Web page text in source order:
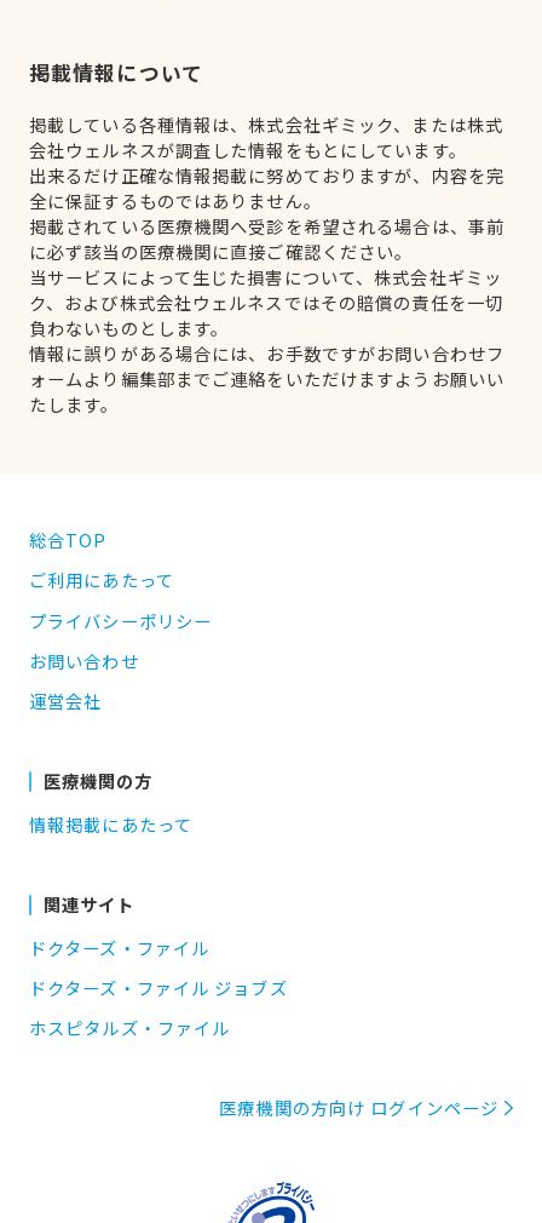
掲載情報について
掲載している各種情報は、株式会社ギミック、または株式
会社ウェルネスが調査した情報をもとにしています。
出来るだけ正確な情報掲載に努めておりますが、内容を完
全に保証するものではありません。
掲載されている医療機関へ受診を希望される場合は、事前
に必ず該当の医療機関に直接ご確認ください。
当サービスによって生じた損害について、株式会社ギミッ
ク、および株式会社ウェルネスではその賠償の責任を一切
負わないものとします。
情報に誤りがある場合には、お手数ですがお問い合わせフ
ォームより編集部までご連絡をいただけますようお願いい
たします。
総合TOP
ご利用にあたって
プライバシーポリシー
お問い合わせ
運営会社
医療機関の方
情報掲載にあたって
関連サイト
ドクターズ・ファイル
ドクターズ・ファイル ジョブズ
ホスピタルズ・ファイル
医療機関の方向け ログインページ